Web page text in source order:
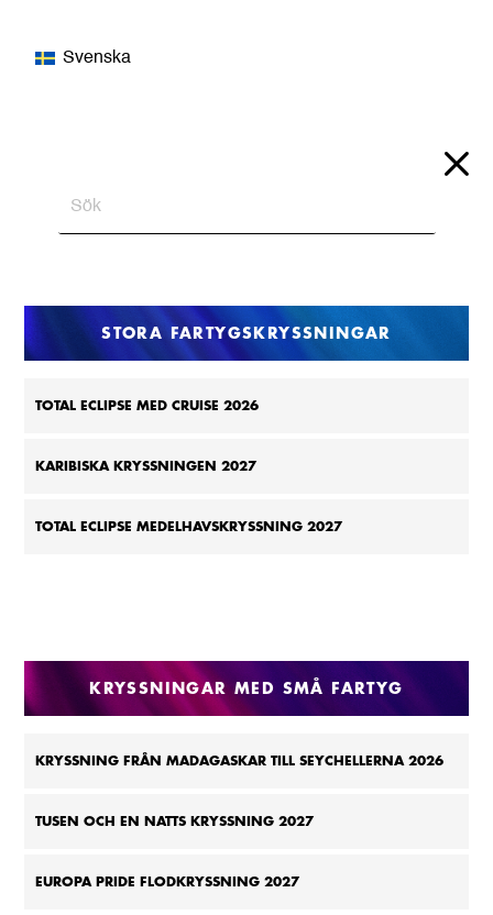
Svenska
STORA FARTYGSKRYSSNINGAR
TOTAL ECLIPSE MED CRUISE 2026
KARIBISKA KRYSSNINGEN 2027
TOTAL ECLIPSE MEDELHAVSKRYSSNING 2027
KRYSSNINGAR MED SMÅ FARTYG
KRYSSNING FRÅN MADAGASKAR TILL SEYCHELLERNA 2026
TUSEN OCH EN NATTS KRYSSNING 2027
EUROPA PRIDE FLODKRYSSNING 2027